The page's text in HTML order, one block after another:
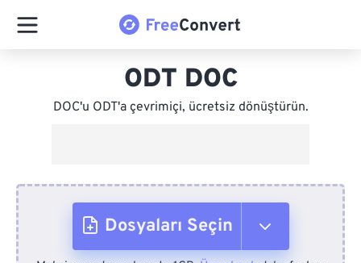
ODT DOC
DOC'u ODT'a çevrimiçi, ücretsiz dönüştürün.
Dosyaları Seçin